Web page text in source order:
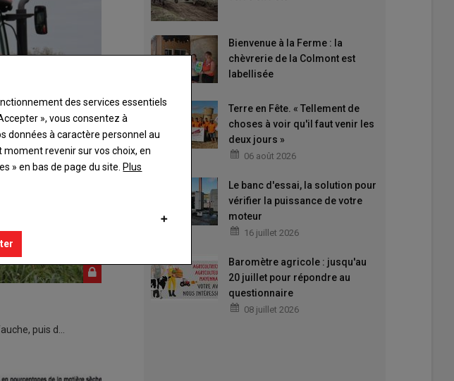
puis d…
Bienvenue à la Ferme : la
chèvrerie de la Colmont est
labellisée
Terre en Fête. « Tellement de
choses à voir qu'il faut venir les
deux jours »
06 août 2026
Le banc d'essai, la solution pour
vérifier la puissance de votre
moteur
16 juillet 2026
Baromètre agricole : jusqu'au
20 juillet pour répondre au
questionnaire
08 juillet 2026
des services essentiels
», vous consentez à
données à caractère personnel au
revenir sur vos choix, en
» en bas de page du site.Plus